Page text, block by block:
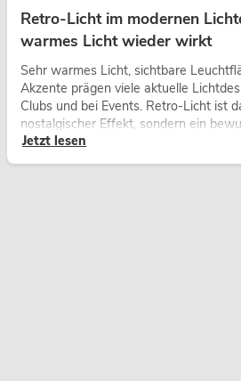
Retro-Licht im modernen
warmes Licht wieder wirkt
Sehr warmes Licht, sichtbare
Akzente prägen viele aktuelle
Clubs und bei Events. Retro-Licht ist
nostalgischer Effekt, sondern ein
Gestaltungsmittel: Es schafft
Jetzt lesen